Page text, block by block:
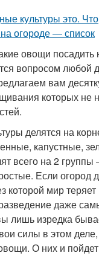
овощи
вопросом любой
вам
которых не
делятся на
капустные,
всего на 2
Если огород
которой мир
даже
лишь изредка
силы в этом
О них и пойдет